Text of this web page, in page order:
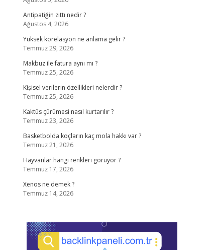
Antipatiğin zıttı nedir ?
Ağustos 4, 2026
Yüksek korelasyon ne anlama gelir ?
Temmuz 29, 2026
Makbuz ile fatura aynı mı ?
Temmuz 25, 2026
Kişisel verilerin özellikleri nelerdir ?
Temmuz 25, 2026
Kaktüs çürümesi nasıl kurtarılır ?
Temmuz 23, 2026
Basketbolda koçların kaç mola hakkı var ?
Temmuz 21, 2026
Hayvanlar hangi renkleri görüyor ?
Temmuz 17, 2026
Xenos ne demek ?
Temmuz 14, 2026